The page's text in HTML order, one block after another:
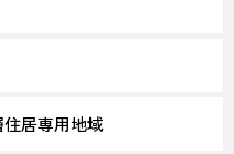
居専用地域